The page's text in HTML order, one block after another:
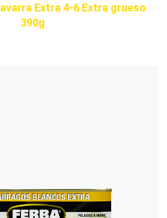
Extra 4-6 Extra grueso
390g